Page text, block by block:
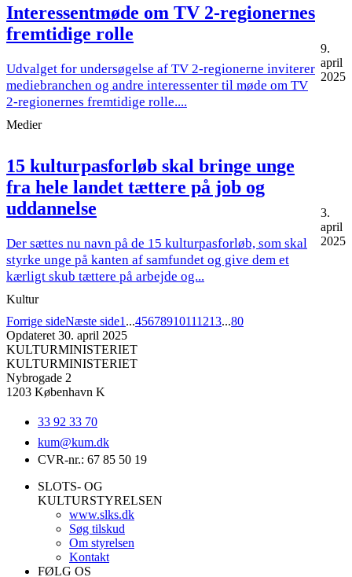
Interessentmøde om TV 2-regionernes
fremtidige rolle
Udvalget for undersøgelse af TV 2-regionerne inviterer
mediebranchen og andre interessenter til møde om TV
2-regionernes fremtidige rolle....
Medier
9.
april
2025
15 kulturpasforløb skal bringe unge
fra hele landet tættere på job og
uddannelse
Der sættes nu navn på de 15 kulturpasforløb, som skal
styrke unge på kanten af samfundet og give dem et
kærligt skub tættere på arbejde og...
Kultur
3.
april
2025
Forrige sideNæste side1 ...45678910111213...80
Opdateret 30. april 2025
KULTURMINISTERIET
KULTURMINISTERIET
Nybrogade 2
1203 København K
33 92 33 70
kum@kum.dk
CVR-nr.: 67 85 50 19
SLOTS- OG
KULTURSTYRELSEN
www.slks.dk
Søg tilskud
Om styrelsen
Kontakt
FØLG OS